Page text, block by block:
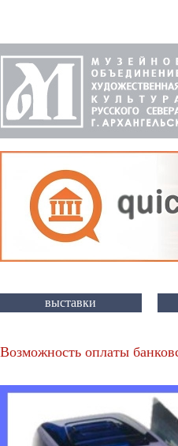
выставки
Возможность оплаты